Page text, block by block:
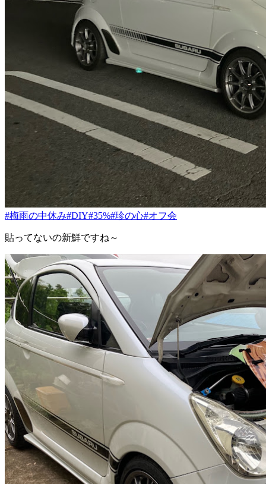
#梅雨の中休み#DIY#35%#珍の心#オフ会
貼ってないの新鮮ですね～